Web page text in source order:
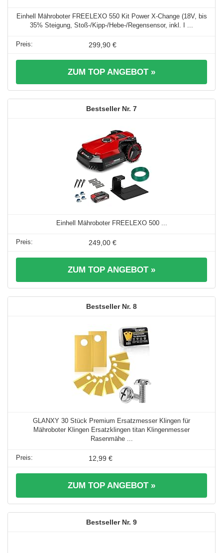
Einhell Mähroboter FREELEXO 550 Kit Power X-Change (18V, bis
35% Steigung, Stoß-/Kipp-/Hebe-/Regensensor, inkl. I ...
299,90 €
ZUM TOP ANGEBOT »
7
Einhell Mähroboter FREELEXO 500 ...
249,00 €
ZUM TOP ANGEBOT »
8
GLANXY 30 Stück Premium Ersatzmesser Klingen für
Mähroboter Klingen Ersatzklingen titan Klingenmesser
Rasenmähe ...
12,99 €
ZUM TOP ANGEBOT »
9